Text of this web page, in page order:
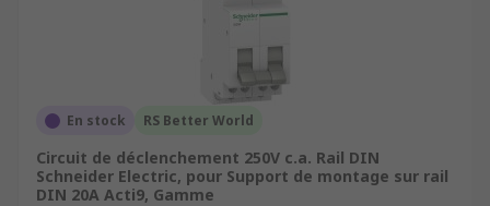
En stock RS Better World
Circuit de déclenchement 250V c.a. Rail DIN
Schneider Electric, pour Support de montage sur rail
DIN 20A Acti9, Gamme